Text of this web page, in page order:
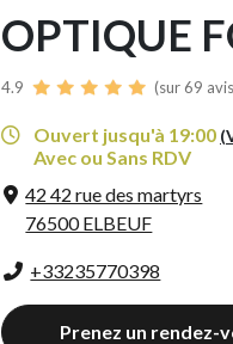
OPTIQUE
4.9 (sur 69
Ouvert jusqu'à 19:00
Avec ou Sans RDV
42 42 rue des martyrs
76500 ELBEUF
+33235770398
Prenez un rendez-